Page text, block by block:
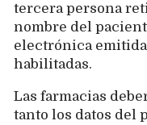
tercera persona
nombre del
electrónica
habilitadas.
Las farmacias
tanto los datos del